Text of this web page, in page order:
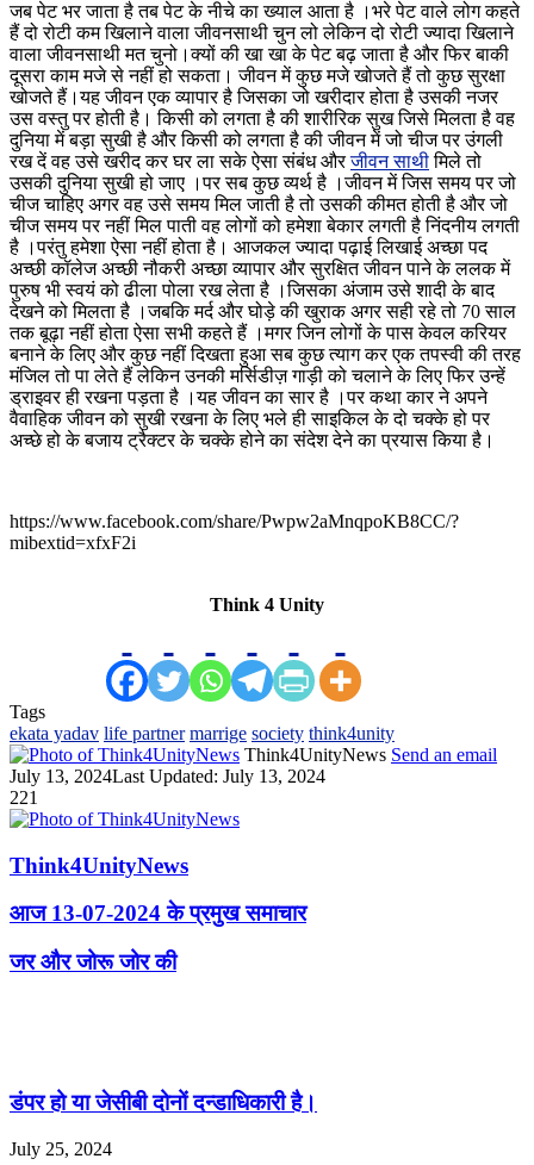
जब पेट भर जाता है तब पेट के नीचे का ख्याल आता है ।भरे पेट वाले लोग कहते
हैं दो रोटी कम खिलाने वाला जीवनसाथी चुन लो लेकिन दो रोटी ज्यादा खिलाने
वाला जीवनसाथी मत चुनो।क्यों की खा खा के पेट बढ़ जाता है और फिर बाकी
दूसरा काम मजे से नहीं हो सकता। जीवन में कुछ मजे खोजते हैं तो कुछ सुरक्षा
खोजते हैं।यह जीवन एक व्यापार है जिसका जो खरीदार होता है उसकी नजर
उस वस्तु पर होती है। किसी को लगता है की शारीरिक सुख जिसे मिलता है वह
दुनिया में बड़ा सुखी है और किसी को लगता है की जीवन में जो चीज पर उंगली
रख दें वह उसे खरीद कर घर ला सके ऐसा संबंध औरजीवन साथीमिले तो
उसकी दुनिया सुखी हो जाए ।पर सब कुछ व्यर्थ है ।जीवन में जिस समय पर जो
चीज चाहिए अगर वह उसे समय मिल जाती है तो उसकी कीमत होती है और जो
चीज समय पर नहीं मिल पाती वह लोगों को हमेशा बेकार लगती है निंदनीय लगती
है ।परंतु हमेशा ऐसा नहीं होता है। आजकल ज्यादा पढ़ाई लिखाई अच्छा पद
अच्छी कॉलेज अच्छी नौकरी अच्छा व्यापार और सुरक्षित जीवन पाने के ललक में
पुरुष भी स्वयं को ढीला पोला रख लेता है ।जिसका अंजाम उसे शादी के बाद
देखने को मिलता है ।जबकि मर्द और घोड़े की खुराक अगर सही रहे तो 70 साल
तक बूढ़ा नहीं होता ऐसा सभी कहते हैं ।मगर जिन लोगों के पास केवल करियर
बनाने के लिए और कुछ नहीं दिखता हुआ सब कुछ त्याग कर एक तपस्वी की तरह
मंजिल तो पा लेते हैं लेकिन उनकी मर्सिडीज़ गाड़ी को चलाने के लिए फिर उन्हें
ड्राइवर ही रखना पड़ता है ।यह जीवन का सार है ।पर कथा कार ने अपने
वैवाहिक जीवन को सुखी रखना के लिए भले ही साइकिल के दो चक्के हो पर
अच्छे हो के बजाय ट्रैक्टर के चक्के होने का संदेश देने का प्रयास किया है।
https://www.facebook.com/share/Pwpw2aMnqpoKB8CC/?
mibextid=xfxF2i
Think 4 Unity
Tags
ekata yadav life partner marrige society think4unity
Think4UnityNews Send an email
July 13, 2024Last Updated: July 13, 2024
221
Think4UnityNews
आज 13-07-2024 के प्रमुख समाचार
जर और जोरू जोर की
डंपर हो या जेसीबी दोनों दन्डाधिकारी है।
July 25, 2024